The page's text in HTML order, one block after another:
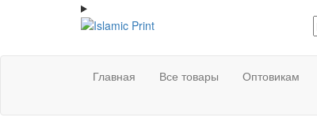
напоминаниями и пожеланиями
Главная Все товары Оптовикам